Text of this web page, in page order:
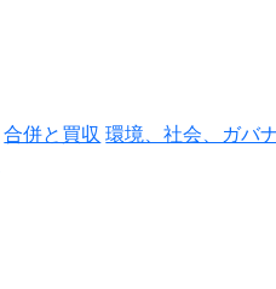
合併と買収 環境、社会、ガバ